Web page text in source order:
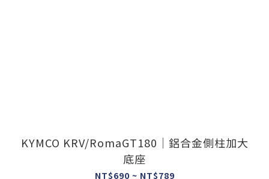
KYMCO KRV/RomaGT180｜鋁合金側柱加大
底座
NT$690 ~ NT$789